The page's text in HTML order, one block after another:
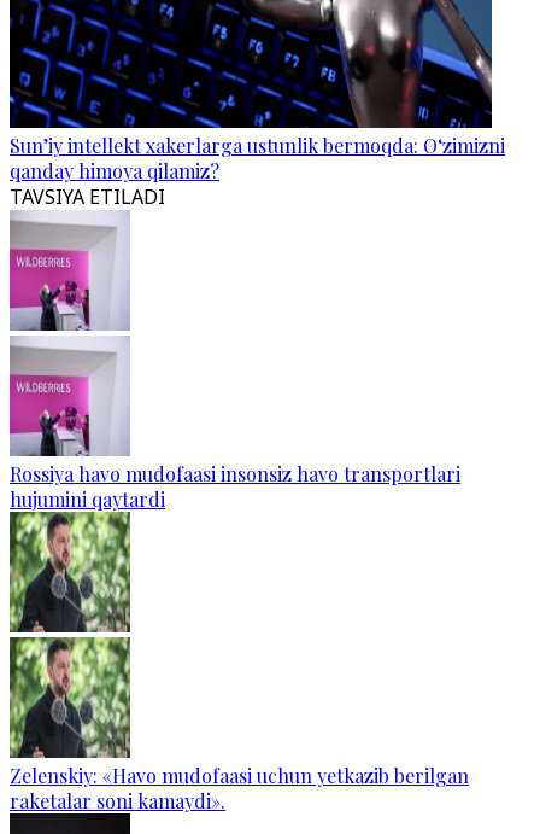
Sun’iy intellekt xakerlarga ustunlik bermoqda: O‘zimizni
qanday himoya qilamiz?
TAVSIYA ETILADI
Rossiya havo mudofaasi insonsiz havo transportlari
hujumini qaytardi
Zelenskiy: «Havo mudofaasi uchun yetkazib berilgan
raketalar soni kamaydi».